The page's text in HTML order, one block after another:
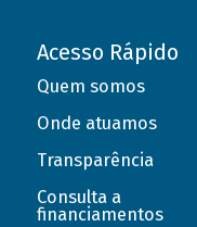
Acesso Rápido
Quem somos
Onde atuamos
Transparência
Consulta a
financiamentos